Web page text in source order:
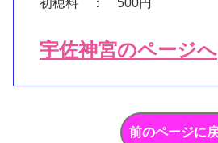
宇佐神宮のページへ